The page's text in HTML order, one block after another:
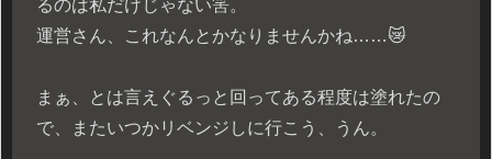
るのは私だけじゃない筈。
運営さん、これなんとかなりませんかね……😿
まぁ、とは言えぐるっと回ってある程度は塗れたの
で、またいつかリベンジしに行こう、うん。